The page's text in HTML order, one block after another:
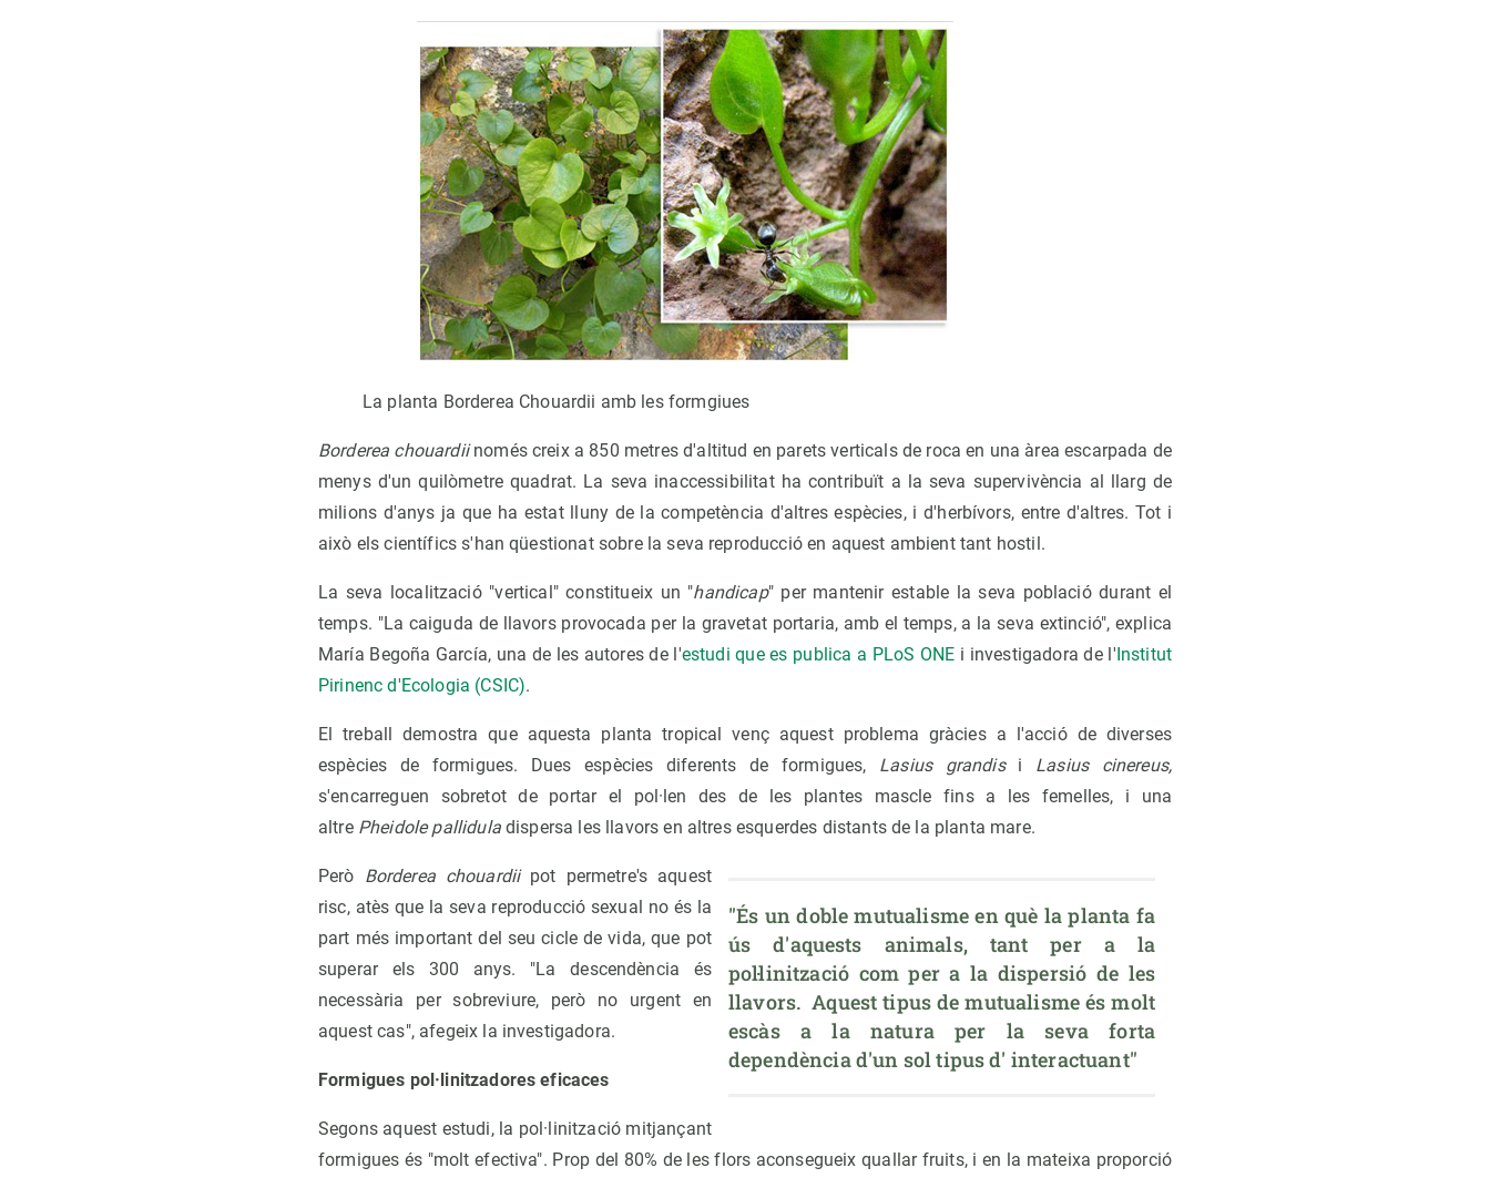
La planta Borderea Chouardii amb les formgiues
Borderea chouardiinomés creix a 850 metres d'altitud en parets verticals de roca en una àrea escarpada de
menys d'un quilòmetre quadrat. La seva inaccessibilitat ha contribuït a la seva supervivència al llarg de
milions d'anys ja que ha estat lluny de la competència d'altres espècies, i d'herbívors, entre d'altres. Tot i
això els científics s'han qüestionat sobre la seva reproducció en aquest ambient tant hostil.
La seva localització "vertical" constitueix un "handicap" per mantenir estable la seva població durant el
temps. "La caiguda de llavors provocada per la gravetat portaria, amb el temps, a la seva extinció", explica
María Begoña García, una de les autores de l'estudi que es publica a PLoS ONE i investigadora de l'Institut
Pirinenc d'Ecologia (CSIC).
El treball demostra que aquesta planta tropical venç aquest problema gràcies a l'acció de diverses
espècies de formigues. Dues espècies diferents de formigues, Lasius grandisi Lasius cinereus,
s'encarreguen sobretot de portar el pol·len des de les plantes mascle fins a les femelles, i una
altre Pheidole palliduladispersa les llavors en altres esquerdes distants de la planta mare.
"És un doble mutualisme en què la planta fa
ús d'aquests animals, tant per a la
pol·linització com per a la dispersió de les
llavors.  Aquest tipus de mutualisme és molt
escàs a la natura per la seva forta
dependència d'un sol tipus d' interactuant"
Però Borderea chouardiipot permetre's aquest
risc, atès que la seva reproducció sexual no és la
part més important del seu cicle de vida, que pot
superar els 300 anys. "La descendència és
necessària per sobreviure, però no urgent en
aquest cas", afegeix la investigadora.
Formigues pol·linitzadoreseficaces
Segons aquest estudi, la pol·linització mitjançant
formigues és "molt efectiva". Prop del 80% de les flors aconsegueix quallar fruits, i en la mateixa proporció